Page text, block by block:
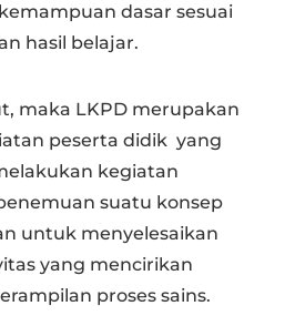
dasar sesuai
hasil belajar.
maka LKPD merupakan
peserta didik yang
kegiatan
suatu konsep
untuk menyelesaikan
yang mencirikan
proses sains.